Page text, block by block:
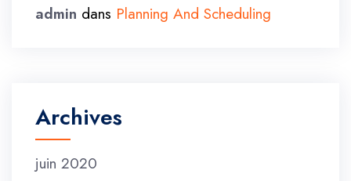
admin dans Planning And Scheduling
Archives
juin 2020